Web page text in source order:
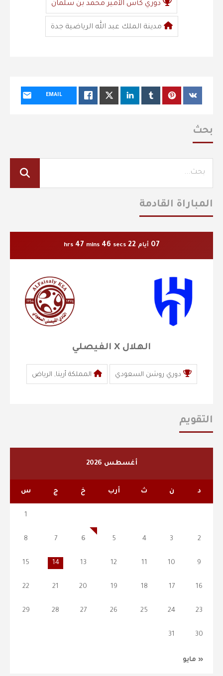
دوري كأس الأمير محمد بن سلمان
مدينة الملك عبد الله الرياضية جدة
EMAIL
بحث
المباراة القادمة
07 أيام 22
hrs 47 mins 45 secs
الهلال X الفيصلي
دوري روشن السعودي المملكة أرينا, الرياض
التقويم
أغسطس 2026
د ن ث أرب خ ج س
« مايو
1
2
3
4
5
6
7
8
9
10
11
12
13
14
15
16
17
18
19
20
21
22
23
24
25
26
27
28
29
30
31